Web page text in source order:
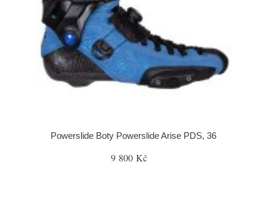
Powerslide Boty Powerslide Arise PDS, 36
9 800 Kč